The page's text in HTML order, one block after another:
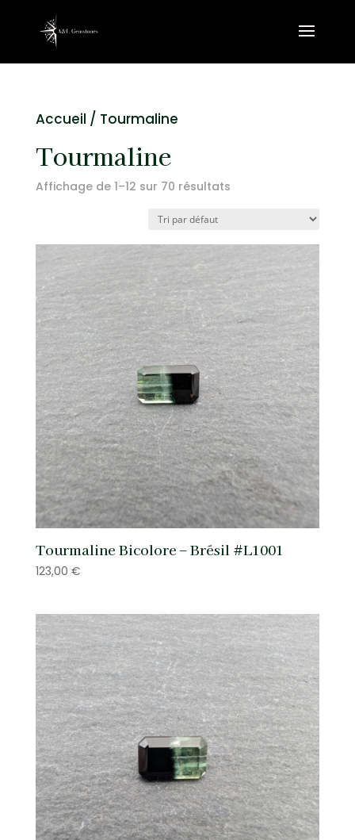
Accueil / Tourmaline
Tourmaline
Affichage de 1–12 sur 70 résultats
Tourmaline Bicolore – Brésil #L1001
123,00 €